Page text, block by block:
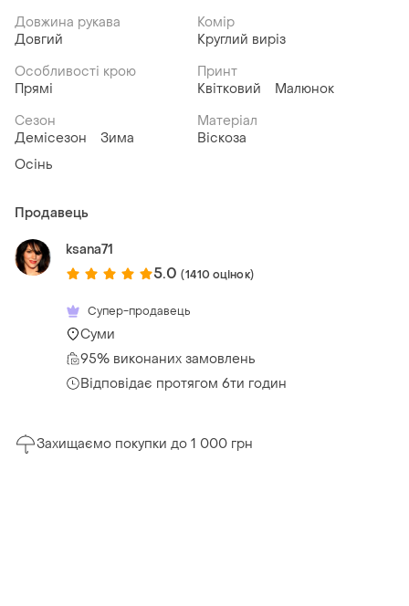
Довжина рукава
Довгий
Комір
Круглий виріз
Особливості крою
Прямі
Принт
Квітковий
Малюнок
Сезон
Демісезон
Зима
Осінь
Матеріал
Віскоза
Продавець
ksana71
5.0 (1410 оцінок)
Супер-продавець
Суми
95% виконаних замовлень
Відповідає протягом 6ти годин
Захищаємо покупки до 1 000 грн